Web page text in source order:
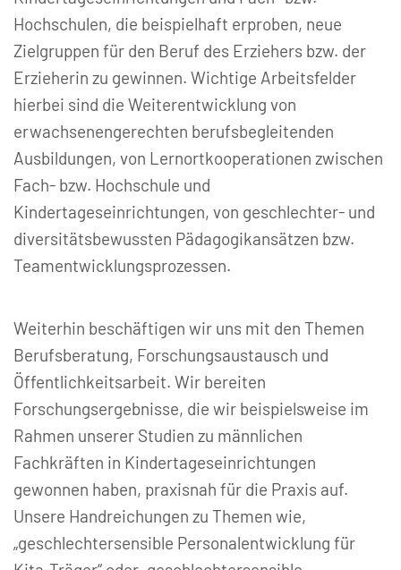
Hochschulen, die beispielhaft erproben, neue
Zielgruppen für den Beruf des Erziehers bzw. der
Erzieherin zu gewinnen. Wichtige Arbeitsfelder
hierbei sind die Weiterentwicklung von
erwachsenengerechten berufsbegleitenden
Ausbildungen, von Lernortkooperationen zwischen
Fach- bzw. Hochschule und
Kindertageseinrichtungen, von geschlechter- und
diversitätsbewussten Pädagogikansätzen bzw.
Teamentwicklungsprozessen.
Weiterhin beschäftigen wir uns mit den Themen
Berufsberatung, Forschungsaustausch und
Öffentlichkeitsarbeit. Wir bereiten
Forschungsergebnisse, die wir beispielsweise im
Rahmen unserer Studien zu männlichen
Fachkräften in Kindertageseinrichtungen
gewonnen haben, praxisnah für die Praxis auf.
Unsere Handreichungen zu Themen wie,
„geschlechtersensible Personalentwicklung für